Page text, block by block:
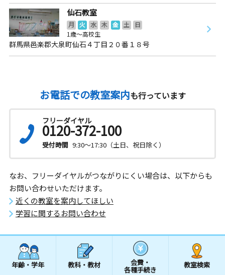
仙石教室
月 火 水 木 金 土
日
1歳～高校生
群馬県邑楽郡大泉町仙石４丁目２０番１８号
お電話での教室案内も行っています
フリーダイヤル
0120-372-100
受付時間 9:30～17:30（土日、祝日除く）
なお、フリーダイヤルがつながりにくい場合は、以下からも
お問い合わせいただけます。
近くの教室を案内してほしい
学習に関するお問い合わせ
年齢・学年 教科・教材 会費・
各種手続き
教室検索